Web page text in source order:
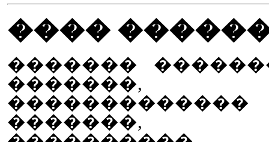
����
�������
�������,
�������,